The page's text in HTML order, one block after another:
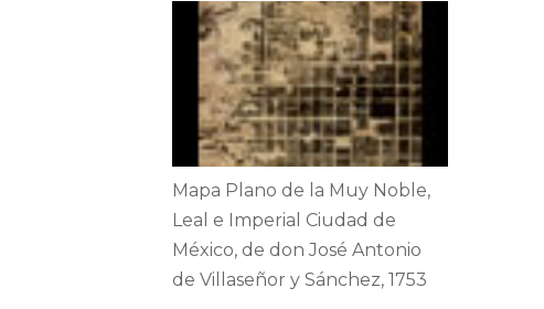
Mapa Plano de la Muy Noble,
Leal e Imperial Ciudad de
México, de don José Antonio
de Villaseñor y Sánchez, 1753